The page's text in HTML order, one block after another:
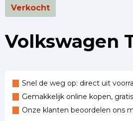
Verkocht
Volkswagen
Snel de weg op: direct uit
Gemakkelijk online kopen,
Onze klanten beoordelen ons